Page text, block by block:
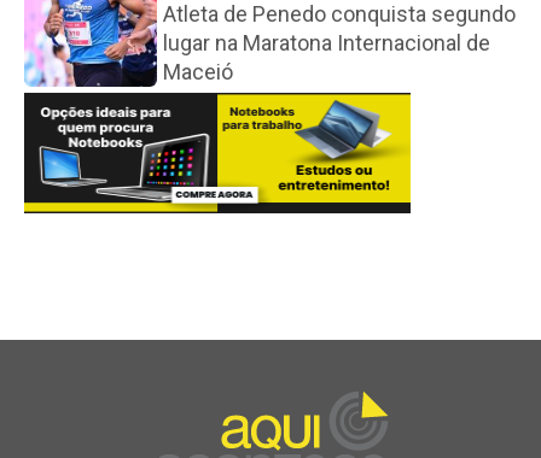
Atleta de Penedo conquista segundo
lugar na Maratona Internacional de
Maceió